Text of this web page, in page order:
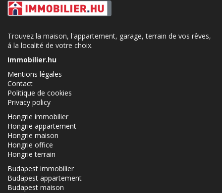
Trouvez la maison, l'appartement, garage, terrain de vos rêves,
á la localité de votre choix.
Immobilier.hu
Mentions légales
Contact
Politique de cookies
Privacy policy
Hongrie immobilier
Hongrie appartement
Hongrie maison
Hongrie office
Hongrie terrain
Budapest immobilier
Budapest appartement
Budapest maison